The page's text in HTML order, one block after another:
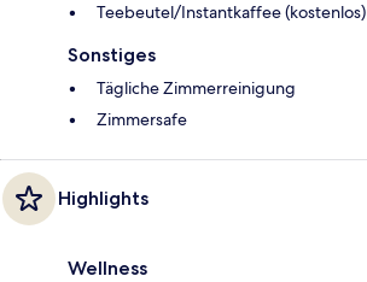
Teebeutel/Instantkaffee (kostenlos)
Sonstiges
Tägliche Zimmerreinigung
Zimmersafe
Highlights
Wellness